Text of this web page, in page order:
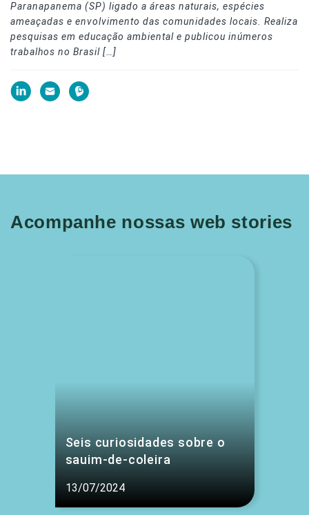
Paranapanema (SP) ligado a áreas naturais, espécies
ameaçadas e envolvimento das comunidades locais. Realiza
pesquisas em educação ambiental e publicou inúmeros
trabalhos no Brasil […]
Acompanhe nossas web stories
Seis curiosidades sobre o
sauim-de-coleira
13/07/2024